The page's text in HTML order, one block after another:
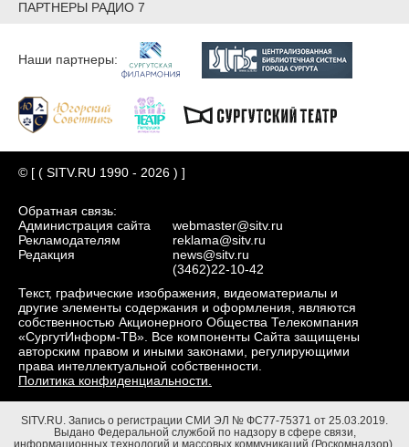
ПАРТНЕРЫ РАДИО 7
Наши партнеры:
© [ ( SITV.RU 1990 - 2026 ) ]
Обратная связь:
Администрация сайта
Рекламодателям
Редакция
webmaster@sitv.ru
reklama@sitv.ru
news@sitv.ru
(3462)22-10-42
Текст, графические изображения, видеоматериалы и
другие элементы содержания и оформления, являются
собственностью Акционерного Общества Телекомпания
«СургутИнформ-ТВ». Все компоненты Сайта защищены
авторским правом и иными законами, регулирующими
права интеллектуальной собственности.
Политика конфиденциальности.
SITV.RU. Запись о регистрации СМИ ЭЛ № ФС77-75371 от 25.03.2019.
Выдано Федеральной службой по надзору в сфере связи,
информационных технологий и массовых коммуникаций (Роскомнадзор).